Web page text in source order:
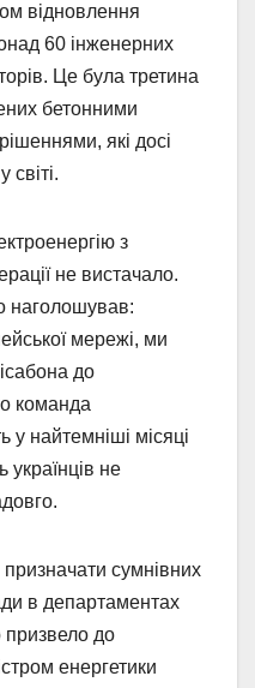
відновлення
60 інженерних
Це була третина
бетонними
які досі
з
не вистачало.
наголошував:
мережі, ми
до
команда
у найтемніші місяці
українців не
призначати сумнівних
в департаментах
призвело до
енергетики